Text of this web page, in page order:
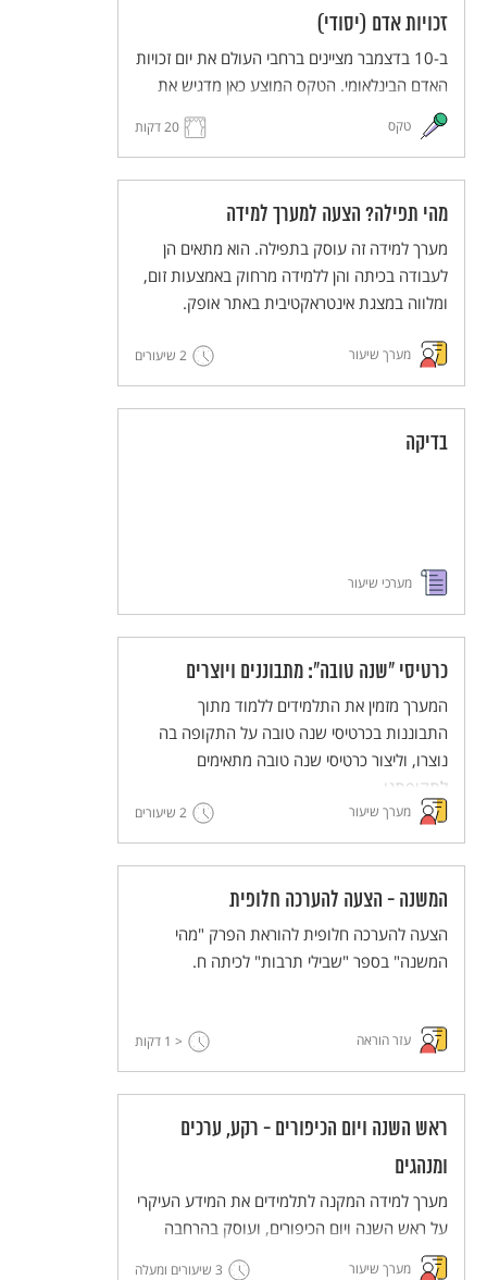
זכויות אדם (יסודי)
ב-10 בדצמבר מציינים ברחבי העולם את יום זכויות
האדם הבינלאומי. הטקס המוצע כאן מדגיש את
העשייה של פעילים למען זכויות אדם. הטקס
יתקיים בפורמט כיתתי בכיתות בית הספר השונות
הטקס מותאם ללמידה מרחוק, וניתן להתאימו גם
ללמידה בכיתה.
טקס 20 דקות
מהי תפילה? הצעה למערך למידה
מערך למידה זה עוסק בתפילה. הוא מתאים הן
לעבודה בכיתה והן ללמידה מרחוק באמצעות זום,
ומלווה במצגת אינטראקטיבית באתר אופק.
מערך שיעור 2 שיעורים
בדיקה
מערכי שיעור
כרטיסי "שנה טובה": מתבוננים ויוצרים
המערך מזמין את התלמידים ללמוד מתוך
התבוננות בכרטיסי שנה טובה על התקופה בה
נוצרו, וליצור כרטיסי שנה טובה מתאימים
לתקופתנו.
מערך שיעור 2 שיעורים
המשנה - הצעה להערכה חלופית
הצעה להערכה חלופית להוראת הפרק "מהי
המשנה" בספר "שבילי תרבות" לכיתה ח.
עזר הוראה < 1 דקות
ראש השנה ויום הכיפורים - רקע, ערכים
ומנהגים
מערך למידה המקנה לתלמידים את המידע העיקרי
על ראש השנה ויום הכיפורים, ועוסק בהרחבה
בערכים שעולים מהחגים האלה.
מערך שיעור 3 שיעורים ומעלה